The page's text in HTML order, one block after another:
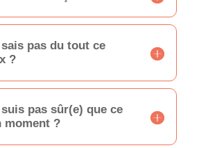
pas du tout ce
?
pas sûr(e) que ce
moment ?